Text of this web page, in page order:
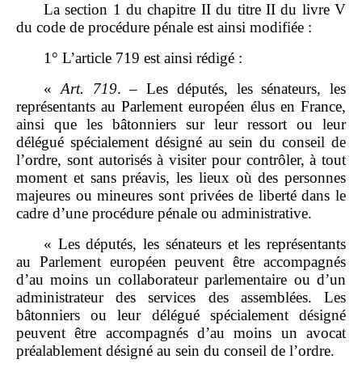
La section 1 du chapitre II du titre II du livre V
du code de procédure pénale est ainsi modifiée :
1° L’article 719 est ainsi rédigé :
«Art. 719. – Les députés, les sénateurs, les
représentants au Parlement européen élus en France,
ainsi que les bâtonniers sur leur ressort ou leur
délégué spécialement désigné au sein du conseil de
l’ordre, sont autorisés à visiter pour contrôler, à tout
moment et sans préavis, les lieux où des personnes
majeures ou mineures sont privées de liberté dans le
cadre d’une procédure pénale ou administrative.
« Les députés, les sénateurs et les représentants
au Parlement européen peuvent être accompagnés
d’au moins un collaborateur parlementaire ou d’un
administrateur des services des assemblées. Les
bâtonniers ou leur délégué spécialement désigné
peuvent être accompagnés d’au moins un avocat
préalablement désigné au sein du conseil de l’ordre.